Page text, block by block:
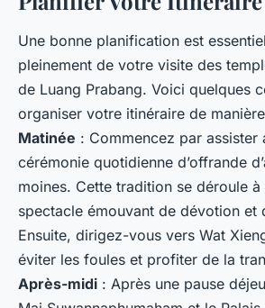
Une bonne planification est
pleinement de votre visite des
de Luang Prabang. Voici quelques
organiser votre itinéraire de
Matinée : Commencez par assister
cérémonie quotidienne d’offrande
moines. Cette tradition se déroule à
spectacle émouvant de dévotion et
Ensuite, dirigez-vous vers Wat
éviter les foules et profiter de la
Après-midi : Après une pause